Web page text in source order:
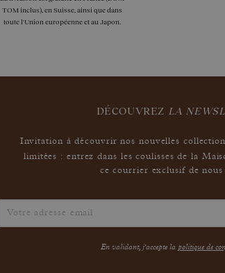
TOM inclus), en Suisse, ainsi que dans
toute l'Union européenne et au Japon.
DÉCOUVREZ LA
Invitation à découvrir nos nouvelles
limitées : entrez dans les coulisses de la
ce courrier exclusif de nous
En validant, j'accepte la politique de